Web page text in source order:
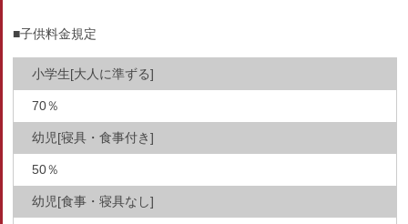
■子供料金規定
小学生[大人に準ずる]
70％
幼児[寝具・食事付き]
50％
幼児[食事・寝具なし]